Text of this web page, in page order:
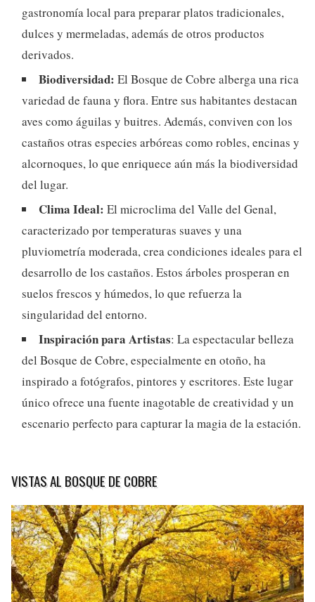
gastronomía local para preparar platos tradicionales,
dulces y mermeladas, además de otros productos
derivados.
Biodiversidad: El Bosque de Cobre alberga una rica
variedad de fauna y flora. Entre sus habitantes destacan
aves como águilas y buitres. Además, conviven con los
castaños otras especies arbóreas como robles, encinas y
alcornoques, lo que enriquece aún más la biodiversidad
del lugar.
Clima Ideal: El microclima del Valle del Genal,
caracterizado por temperaturas suaves y una
pluviometría moderada, crea condiciones ideales para el
desarrollo de los castaños. Estos árboles prosperan en
suelos frescos y húmedos, lo que refuerza la
singularidad del entorno.
Inspiración para Artistas: La espectacular belleza
del Bosque de Cobre, especialmente en otoño, ha
inspirado a fotógrafos, pintores y escritores. Este lugar
único ofrece una fuente inagotable de creatividad y un
escenario perfecto para capturar la magia de la estación.
VISTAS AL BOSQUE DE COBRE